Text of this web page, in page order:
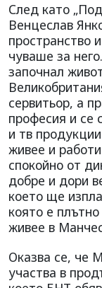
След като
Венцеслав
пространство
чуваше за
започнал
сервитьор, а
професия и се
и тв
живее и
спокойно от
добре и дори
което ще
която е
живее в
Оказва се, че
участва в